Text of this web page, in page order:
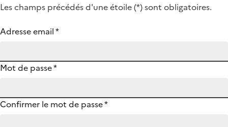
Les champs précédés d'une étoile (*) sont obligatoires.
Adresse email*
Mot de passe*
Confirmer le mot de passe*